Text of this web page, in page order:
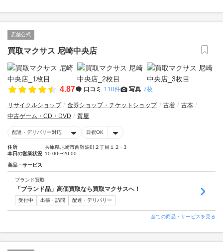
店舗公式
買取マクサス 尼崎中央店
4.87 口コミ 110件 写真 7枚
リサイクルショップ 金券ショップ・チケットショップ 古着
古本
中古ゲーム・CD・DVD
質屋
配達・デリバリー対応 日祝OK
住所
兵庫県尼崎市西難波町２丁目１２−３
本日の営業状況 10:00〜20:00
商品・サービス
ブランド買取
「ブランド品」高価買取なら買取マクサスへ！
受付中 出張・訪問 配達・デリバリー
全ての商品・サービスを見る